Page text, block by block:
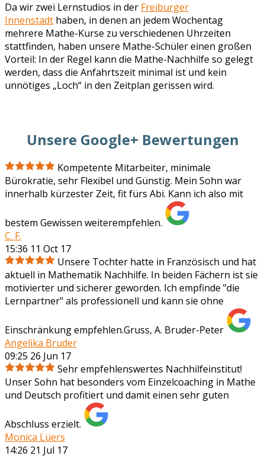
Da wir zwei Lernstudios in der Freiburger
Innenstadt haben, in denen an jedem Wochentag
mehrere Mathe-Kurse zu verschiedenen Uhrzeiten
stattfinden, haben unsere Mathe-Schüler einen großen
Vorteil: In der Regel kann die Mathe-Nachhilfe so gelegt
werden, dass die Anfahrtszeit minimal ist und kein
unnötiges „Loch“ in den Zeitplan gerissen wird.
Unsere Google+ Bewertungen
Kompetente Mitarbeiter, minimale
Bürokratie, sehr Flexibel und Günstig. Mein Sohn war
innerhalb kürzester Zeit, fit fürs Abi. Kann ich also mit
bestem Gewissen weiterempfehlen.
C. F.
15:36 11 Oct 17
Unsere Tochter hatte in Französisch und hat
aktuell in Mathematik Nachhilfe. In beiden Fächern ist sie
motivierter und sicherer geworden. Ich empfinde "die
Lernpartner" als professionell und kann sie ohne
Einschränkung empfehlen.Gruss, A. Bruder-Peter
Angelika Bruder
09:25 26 Jun 17
Sehr empfehlenswertes Nachhilfeinstitut!
Unser Sohn hat besonders vom Einzelcoaching in Mathe
und Deutsch profitiert und damit einen sehr guten
Abschluss erzielt.
Monica Lüers
14:26 21 Jul 17